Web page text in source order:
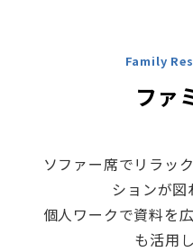
Family
ファ
ソファー席でリラッ
ションが図
個人ワークで資料を
も活用